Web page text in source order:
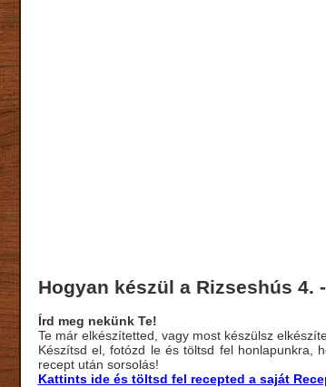
Hogyan készül a Rizseshús 4.
Írd meg nekünk Te!
Te már elkészítetted, vagy most készülsz
Készítsd el, fotózd le és töltsd fel honlapunkra,
recept után sorsolás!
Kattints ide és töltsd fel recepted a saját